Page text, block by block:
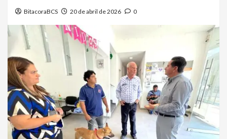
BitacoraBCS 20 de abril de 2026 0